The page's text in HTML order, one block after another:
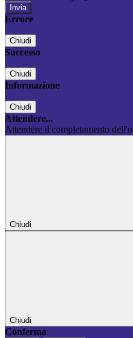
Errore
Chiudi
Successo
Chiudi
Informazione
Chiudi
Attendere...
Attendere il completamento
Chiudi
Chiudi
Conferma